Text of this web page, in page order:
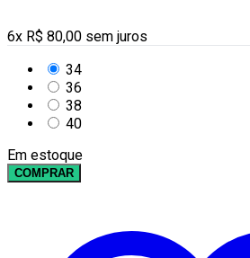
6x R$ 80,00 sem juros
34
36
38
40
Em estoque
COMPRAR